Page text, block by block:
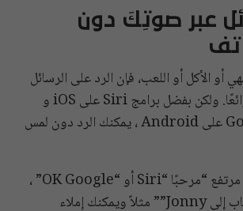
عبر صوتِكَ دون
أو الأكل أو اللعب، فإن الرد على الرسائل
يمكن أن يكون أمرًا رائعًا. ولكن بفضل برامج Siri على iOS و
Google Assistant على Android ، يمكنك الرد دون لمس
الكيفية: قل وبصوتٍ مرتفع “مرحبًا “Siri أو “OK Google” ،
ثم أرسل رسالة واتساب إلى Jonny”” مثلاً ويمكنك إملاء